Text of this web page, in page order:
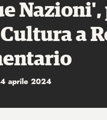
a
aprile 2024